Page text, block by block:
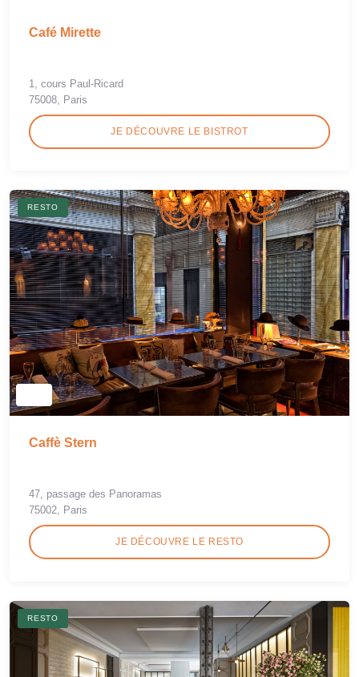
Café Mirette
1, cours Paul-Ricard
75008, Paris
JE DÉCOUVRE LE BISTROT
RESTO
Caffè Stern
47, passage des Panoramas
75002, Paris
JE DÉCOUVRE LE RESTO
RESTO